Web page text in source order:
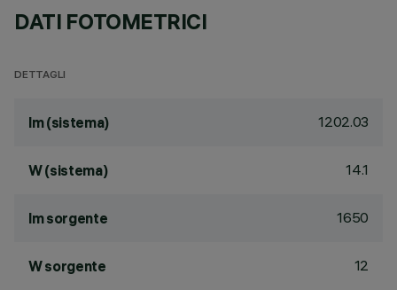
DATI FOTOMETRICI
DETTAGLI
lm (sistema) 1202.03
W (sistema) 14.1
lm sorgente 1650
W sorgente 12